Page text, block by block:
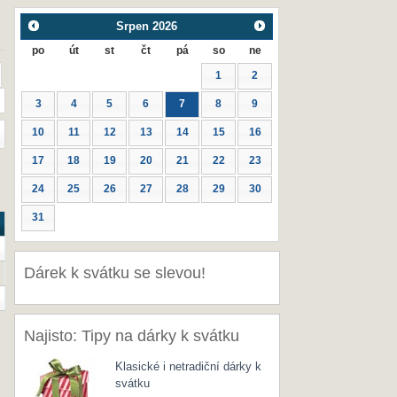
Srpen 2026
po út st čt pá so ne
1 2
3 4 5 6 7 8 9
10 11 12 13 14 15 16
17 18 19 20 21 22 23
24 25 26 27 28 29 30
31
Dárek k svátku se slevou!
Najisto: Tipy na dárky k svátku
Klasické i netradiční dárky k
svátku